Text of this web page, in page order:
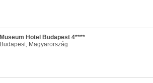
Museum Hotel Budapest 4****
Budapest, Magyarország